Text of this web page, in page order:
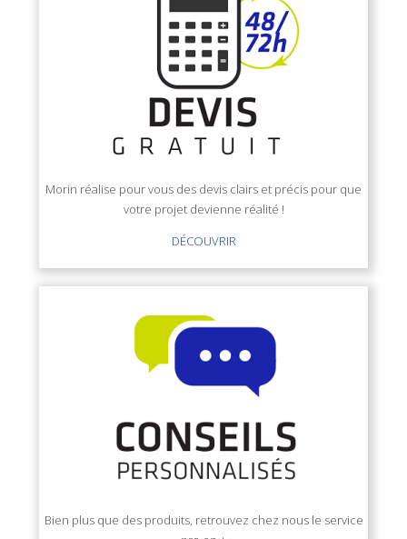
Morin réalise pour vous des devis clairs et précis pour que
votre projet devienne réalité !
DÉCOUVRIR
Bien plus que des produits, retrouvez chez nous le service